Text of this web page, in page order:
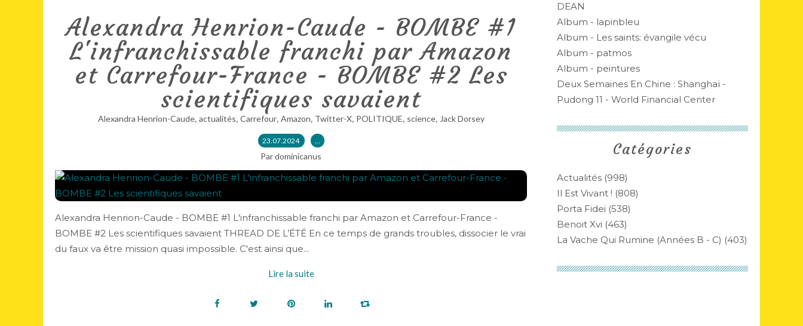
Alexandra Henrion-Caude - BOMBE #1
L'infranchissable franchi par Amazon
et Carrefour-France - BOMBE #2 Les
scientifiques savaient
Alexandra Henrion-Caude, actualités, Carrefour, Amazon, Twitter-X, POLITIQUE, science, Jack Dorsey
23.07.2024 …
Par dominicanus
Alexandra Henrion-Caude - BOMBE #1 L'infranchissable franchi par Amazon et Carrefour-France -
BOMBE #2 Les scientifiques savaient THREAD DE L’ÉTÉ En ce temps de grands troubles, dissocier le vrai
du faux va être mission quasi impossible. C'est ainsi que...
Lire la suite
Catégories
Actualités (998)
Il Est Vivant ! (808)
Porta Fidei (538)
Benoit Xvi (463)
La Vache Qui Rumine (années B - C) (403)
DEAN
Album - lapinbleu
Album - Les saints: évangile vécu
Album - patmos
Album - peintures
Deux Semaines En Chine : Shanghaï -
Pudong 11 - World Financial Center